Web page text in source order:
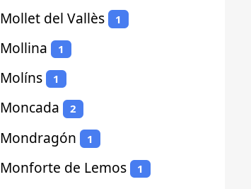
Mollet del Vallès 1
Mollina 1
Molíns 1
Moncada 2
Mondragón 1
Monforte de Lemos 1